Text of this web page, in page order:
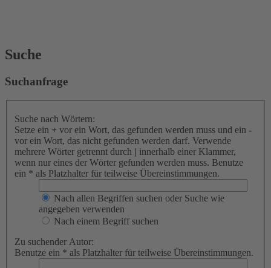
Suche
Suchanfrage
Suche nach Wörtern:
Setze ein + vor ein Wort, das gefunden werden muss und ein -
vor ein Wort, das nicht gefunden werden darf. Verwende
mehrere Wörter getrennt durch | innerhalb einer Klammer,
wenn nur eines der Wörter gefunden werden muss. Benutze
ein * als Platzhalter für teilweise Übereinstimmungen.
Nach allen Begriffen suchen oder Suche wie
angegeben verwenden
Nach einem Begriff suchen
Zu suchender Autor:
Benutze ein * als Platzhalter für teilweise Übereinstimmungen.